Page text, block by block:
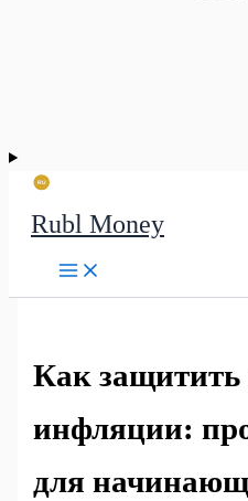
Rubl Money
Как защитить
инфляции:
для